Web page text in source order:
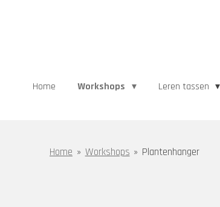
Home Workshops Leren tassen
Home » Workshops » Plantenhanger